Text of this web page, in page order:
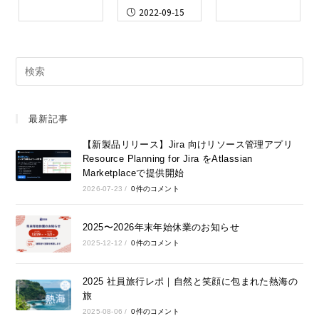
2022-09-15
最新記事
【新製品リリース】Jira 向けリソース管理アプリ
Resource Planning for Jira をAtlassian
Marketplaceで提供開始
2026-07-23 / 0件のコメント
2025〜2026年末年始休業のお知らせ
2025-12-12 / 0件のコメント
2025 社員旅行レポ｜自然と笑顔に包まれた熱海の
旅
2025-08-06 / 0件のコメント